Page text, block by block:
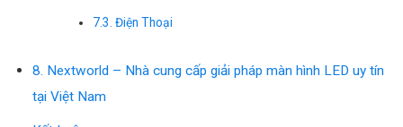
7.3. Điện Thoại
8. Nextworld – Nhà cung cấp giải pháp màn hình LED uy tín
tại Việt Nam